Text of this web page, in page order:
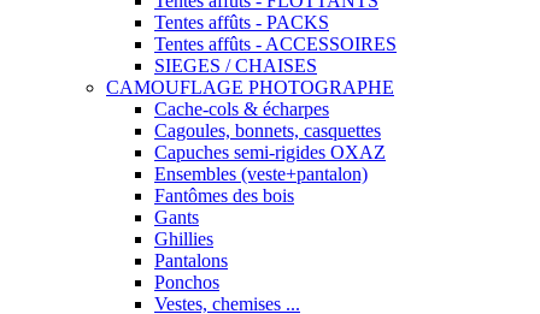
Tentes affûts - PACKS
Tentes affûts - ACCESSOIRES
SIEGES / CHAISES
CAMOUFLAGE PHOTOGRAPHE
Cache-cols & écharpes
Cagoules, bonnets, casquettes
Capuches semi-rigides OXAZ
Ensembles (veste+pantalon)
Fantômes des bois
Gants
Ghillies
Pantalons
Ponchos
Vestes, chemises ...